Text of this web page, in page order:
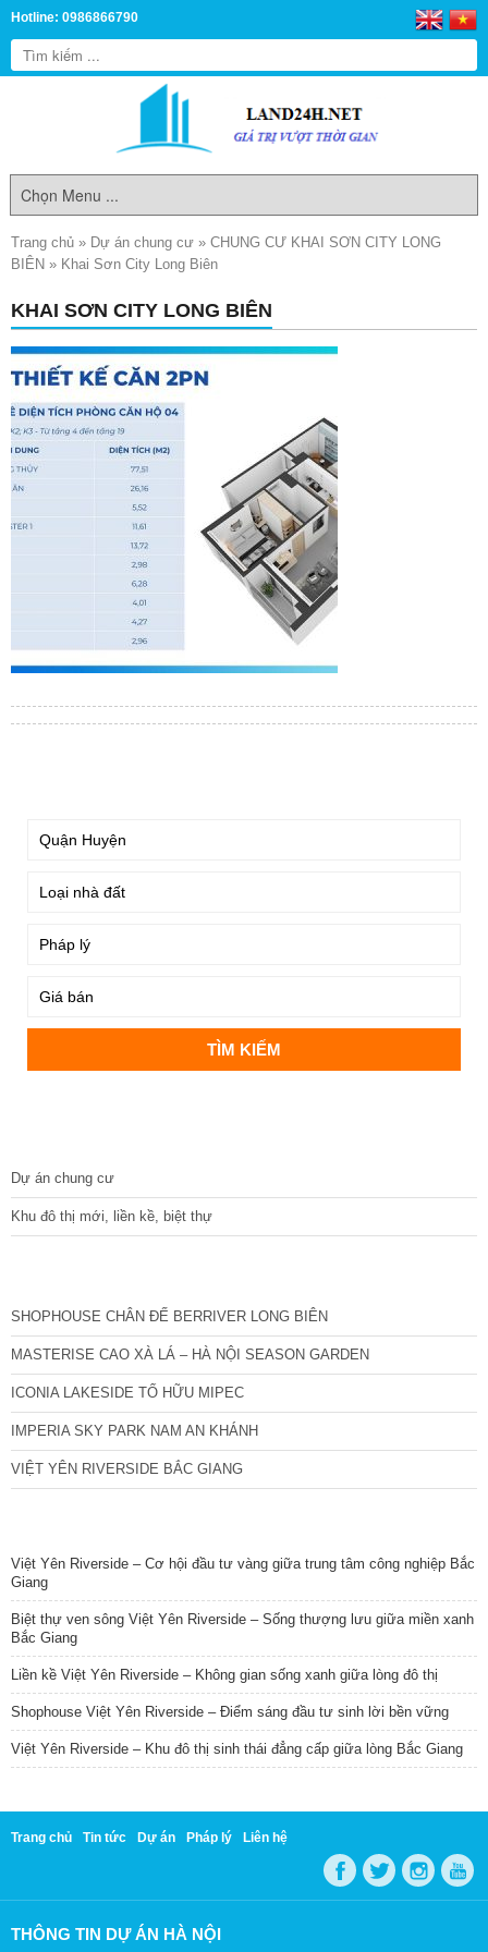
Hotline: 0986866790
Trang chủ » Dự án chung cư » CHUNG CƯ KHAI SƠN CITY LONG
BIÊN » Khai Sơn City Long Biên
KHAI SƠN CITY LONG BIÊN
Dự án chung cư
Khu đô thị mới, liền kề, biệt thự
SHOPHOUSE CHÂN ĐẾ BERRIVER LONG BIÊN
MASTERISE CAO XÀ LÁ – HÀ NỘI SEASON GARDEN
ICONIA LAKESIDE TỐ HỮU MIPEC
IMPERIA SKY PARK NAM AN KHÁNH
VIỆT YÊN RIVERSIDE BẮC GIANG
Việt Yên Riverside – Cơ hội đầu tư vàng giữa trung tâm công nghiệp Bắc
Giang
Biệt thự ven sông Việt Yên Riverside – Sống thượng lưu giữa miền xanh
Bắc Giang
Liền kề Việt Yên Riverside – Không gian sống xanh giữa lòng đô thị
Shophouse Việt Yên Riverside – Điểm sáng đầu tư sinh lời bền vững
Việt Yên Riverside – Khu đô thị sinh thái đẳng cấp giữa lòng Bắc Giang
Trang chủ Tin tức Dự án Pháp lý Liên hệ
THÔNG TIN DỰ ÁN HÀ NỘI